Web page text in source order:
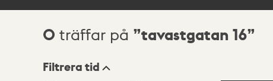
Sökresultat
0 träffar på tavastgatan 16
Filtrera tid